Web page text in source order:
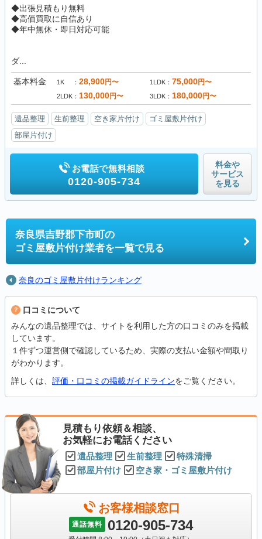
◆出張見積もり無料
◆高価買取に自信あり
◆年中無休・即日対応可能
ダ...
基本料金 1K 28,900円〜 1LDK 75,000円〜
2LDK 130,000円〜 3LDK 180,000円〜
遺品整理 生前整理 空き家片付け
ゴミ屋敷片付け
部屋片付け
お電話で無料相談
0120-905-734
料金や
サービス
を見る
奈良県吉野郡下市町の
ゴミ屋敷片付け業者を一覧で見る
奈良のゴミ屋敷片付けランキング
口コミについて
みんなの遺品整理では、サイトを利用した方の口コミのみを掲載
しています。
１件ずつ運営側で確認しているため、実際の支払い金額や間取り
がわかります。
詳しくは、 評価・口コミの掲載ガイドラインをご覧ください。
見積もり依頼＆相談、
お気軽にお電話ください
遺品整理 生前整理
特殊清掃
部屋片付け
空き家・ゴミ屋敷片付け
お客様相談窓口
通話無料 0120-905-734